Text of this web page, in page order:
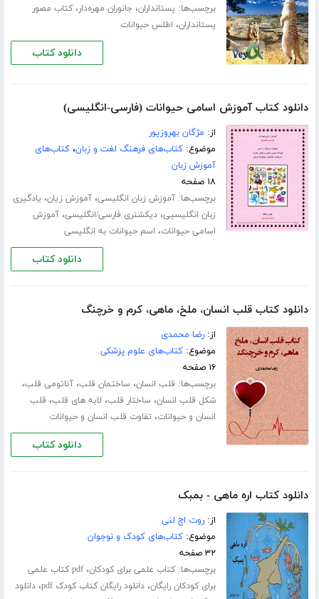
برچسب‌ها: پستانداران، جانوران مهره‌دار،کتاب مصور
پستانداران، اطلس حیوانات
دانلود کتاب
دانلود کتاب آموزش اسامی حیوانات (فارسی-انگلیسی)
از: مژگان بهروزپور
موضوع:کتاب‌های فرهنگ لغت و زبان،کتاب‌های
آموزش زبان
۱۸ صفحه
برچسب‌ها:آموزش زبان انگلیسی،آموزش زیان، یادگیری
زبان انگلیسیی،دیکشنری فارسی/انگلیسی،آموزش
اسامی حیوانات، اسم حیوانات به انگلیسی
دانلود کتاب
دانلود کتاب قلب انسان، ملخ، ماهی، کرم و خرچنگ
از:رضا محمدی
موضوع:کتاب‌های علوم پزشکی
۱۶ صفحه
برچسب‌ها: قلب انسان، ساختمان قلب،آناتومی قلب،
شکل قلب انسان، ساختار قلب، لایه های قلب، قلب
انسان و حیوانات، تفاوت قلب انسان و حیوانات
دانلود کتاب
دانلود کتاب اره ماهی - بمبک
از:روت اچ لنی
موضوع:کتاب‌های کودک و نوجوان
۳۲ صفحه
برچسب‌ها:کتاب علمی برای کودکان،
pdf کتاب علمی
برای کودکان رایگان،دانلود رایگان کتاب کودک pdf ،دانلود